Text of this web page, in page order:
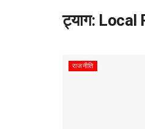
ट्याग: Local
राजनीति